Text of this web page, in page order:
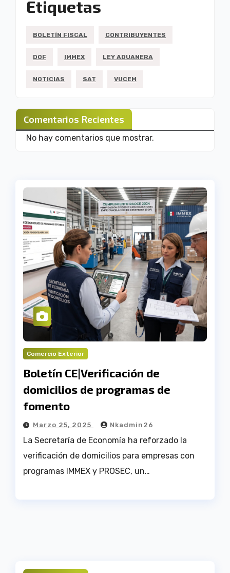
Etiquetas
BOLETÍN FISCAL CONTRIBUYENTES
DOF IMMEX LEY ADUANERA
NOTICIAS SAT VUCEM
Comentarios Recientes
No hay comentarios que mostrar.
Comercio Exterior
Boletín CE|Verificación de
domicilios de programas de
fomento
Marzo 25, 2025 Nkadmin26
La Secretaría de Economía ha reforzado la
verificación de domicilios para empresas con
programas IMMEX y PROSEC, un…